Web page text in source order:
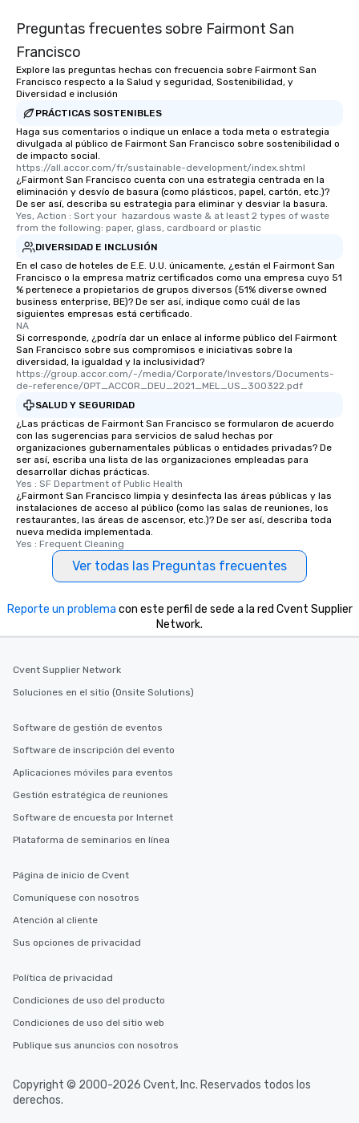
to gather and dine
remember. Our one-
are special, from the
leave. Location, Location, Location
One of the best
convenient and
experience is
restaurants are within
walking distance of
short stroll allows
networking
heading to the next
itinerary. You Get a Dinner and a Show
entertainment. All
knowledgeable,
who leads the group
offering engaging
interactive
along the way
ensuring there is
several renowned
convenient outing,
discovered otherwise
at a typical corporate
in the city and dive
selected dishes are
Preguntas frecuentes sobre Fairmont San
Francisco
Explore las preguntas hechas con frecuencia sobre Fairmont San
Francisco respecto a la Salud y seguridad, Sostenibilidad, y
Diversidad e inclusión
PRÁCTICAS SOSTENIBLES
Haga sus comentarios o indique un enlace a toda meta o estrategia
divulgada al público de Fairmont San Francisco sobre sostenibilidad o
de impacto social.
https://all.accor.com/fr/sustainable-development/index.shtml
¿Fairmont San Francisco cuenta con una estrategia centrada en la
eliminación y desvío de basura (como plásticos, papel, cartón, etc.)?
De ser así, describa su estrategia para eliminar y desviar la basura.
Yes, Action : Sort your  hazardous waste & at least 2 types of waste
from the following: paper, glass, cardboard or plastic
DIVERSIDAD E INCLUSIÓN
En el caso de hoteles de E.E. U.U. únicamente, ¿están el Fairmont San
Francisco o la empresa matriz certificados como una empresa cuyo 51
% pertenece a propietarios de grupos diversos (51% diverse owned
business enterprise, BE)? De ser así, indique como cuál de las
siguientes empresas está certificado.
NA
Si corresponde, ¿podría dar un enlace al informe público del Fairmont
San Francisco sobre sus compromisos e iniciativas sobre la
diversidad, la igualdad y la inclusividad?
https://group.accor.com/-/media/Corporate/Investors/Documents-
de-reference/OPT_ACCOR_DEU_2021_MEL_US_300322.pdf
SALUD Y SEGURIDAD
¿Las prácticas de Fairmont San Francisco se formularon de acuerdo
con las sugerencias para servicios de salud hechas por
organizaciones gubernamentales públicas o entidades privadas? De
ser así, escriba una lista de las organizaciones empleadas para
desarrollar dichas prácticas.
Yes : SF Department of Public Health
¿Fairmont San Francisco limpia y desinfecta las áreas públicas y las
instalaciones de acceso al público (como las salas de reuniones, los
restaurantes, las áreas de ascensor, etc.)? De ser así, describa toda
nueva medida implementada.
Yes : Frequent Cleaning
Ver todas las Preguntas frecuentes
Reporte un problema con este perfil de sede a la red Cvent Supplier
Network.
Cvent Supplier Network
Soluciones en el sitio (Onsite Solutions)
Software de gestión de eventos
Software de inscripción del evento
Aplicaciones móviles para eventos
Gestión estratégica de reuniones
Software de encuesta por Internet
Plataforma de seminarios en línea
Página de inicio de Cvent
Comuníquese con nosotros
Atención al cliente
Sus opciones de privacidad
Política de privacidad
Condiciones de uso del producto
Condiciones de uso del sitio web
Publique sus anuncios con nosotros
Copyright © 2000-2026 Cvent, Inc. Reservados todos los
derechos.